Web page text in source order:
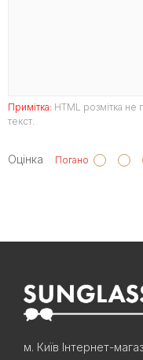
Примітка: HTML розмітка не
текст.
Оцінка Погано
м. Київ Інтернет-